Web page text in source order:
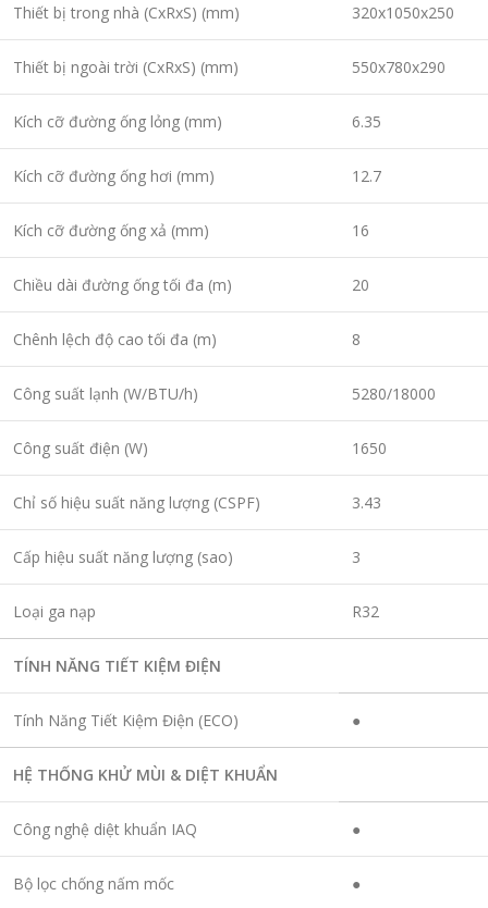
Thiết bị trong nhà (CxRxS) (mm) 320x1050x250
Thiết bị ngoài trời (CxRxS) (mm) 550x780x290
Kích cỡ đường ống lỏng (mm) 6.35
Kích cỡ đường ống hơi (mm) 12.7
Kích cỡ đường ống xả (mm) 16
Chiều dài đường ống tối đa (m) 20
Chênh lệch độ cao tối đa (m) 8
Công suất lạnh (W/BTU/h) 5280/18000
Công suất điện (W) 1650
Chỉ số hiệu suất năng lượng (CSPF) 3.43
Cấp hiệu suất năng lượng (sao) 3
Loại ga nạp R32
TÍNH NĂNG TIẾT KIỆM ĐIỆN
Tính Năng Tiết Kiệm Điện (ECO) ●
HỆ THỐNG KHỬ MÙI & DIỆT KHUẨN
Công nghệ diệt khuẩn IAQ ●
Bộ lọc chống nấm mốc ●